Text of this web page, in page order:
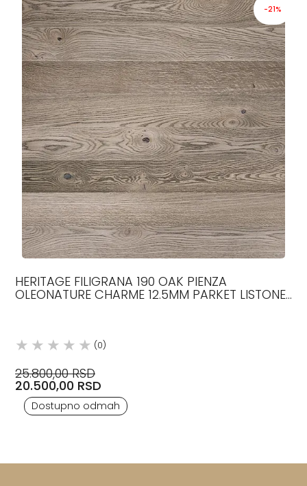
-21%
HERITAGE FILIGRANA 190 OAK PIENZA
OLEONATURE CHARME 12.5MM PARKET LISTONE
(0)
25.800,00 RSD
20.500,00 RSD
Dostupno odmah